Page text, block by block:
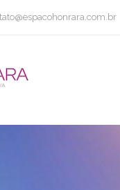
como é feita essa terapia